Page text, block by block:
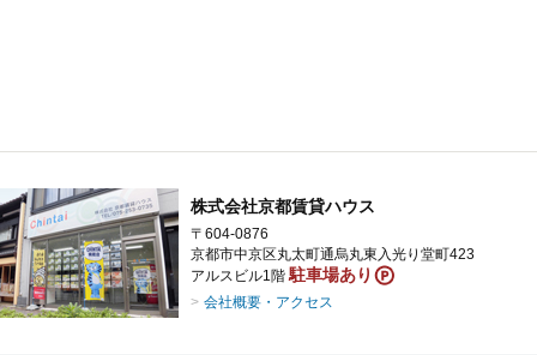
株式会社京都賃貸ハウス
〒604-0876
京都市中京区丸太町通烏丸東入光り堂町423
アルスビル1階 駐車場あり
会社概要・アクセス